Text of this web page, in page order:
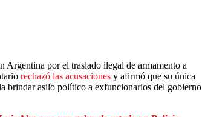
Argentina por el traslado ilegal de armamento a
rechazó las acusaciones y afirmó que su única
brindar asilo político a exfuncionarios del gobierno